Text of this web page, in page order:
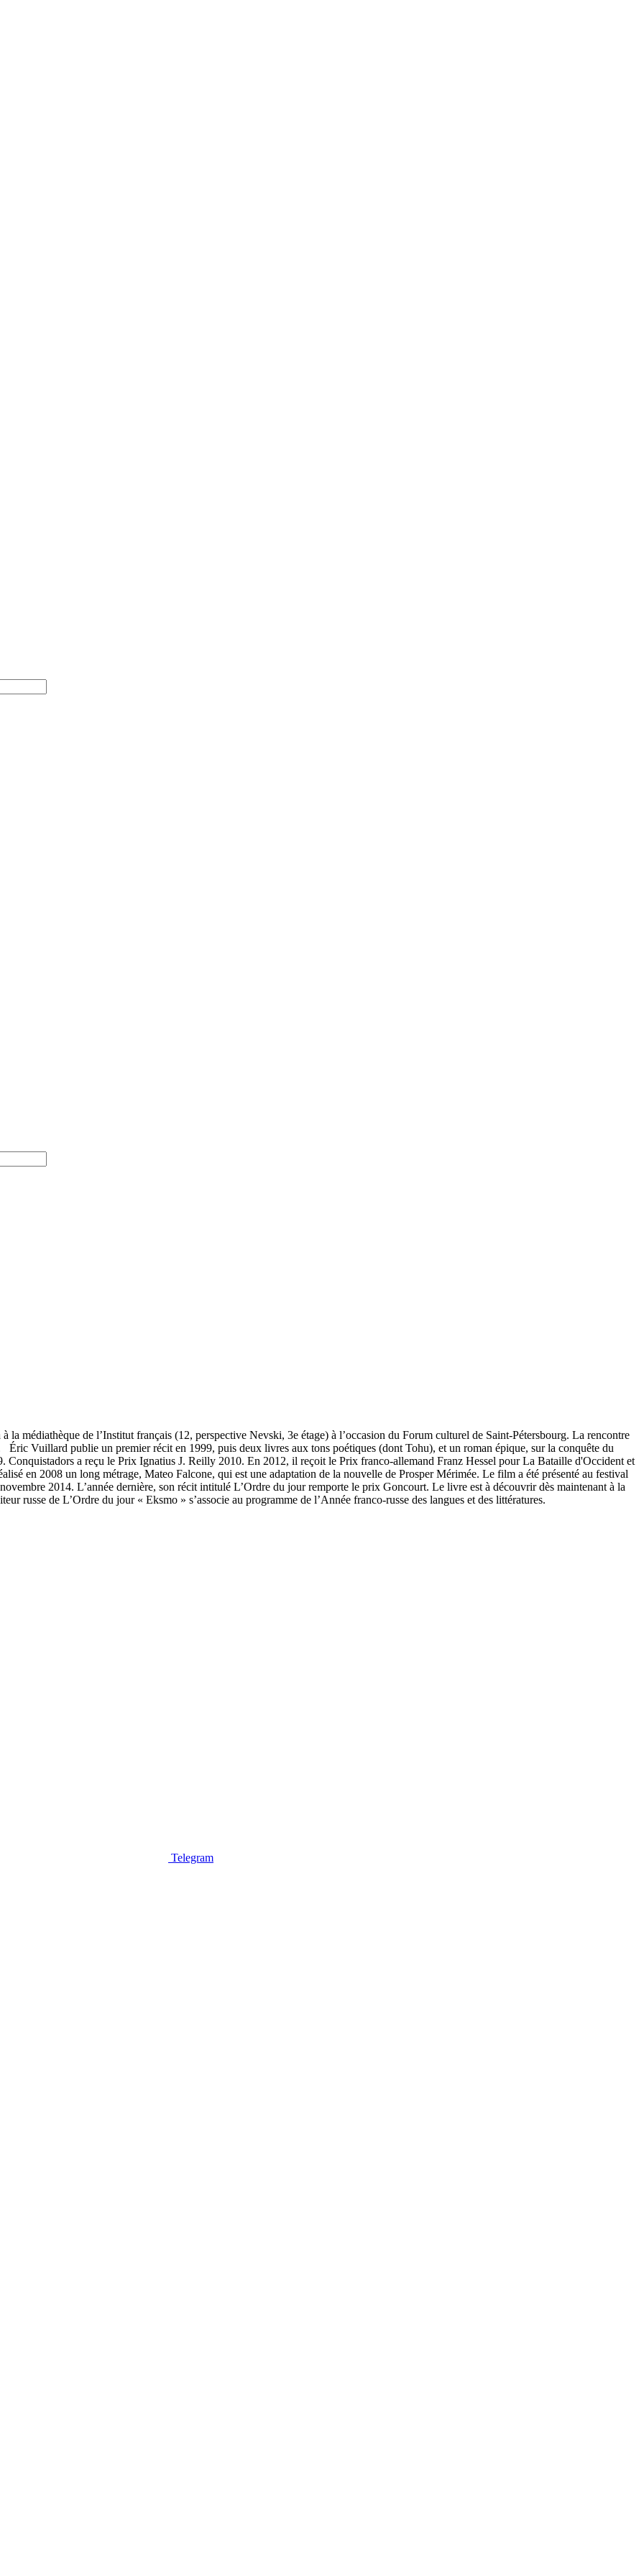
la médiathèque de l’Institut français (12, perspective Nevski, 3e étage) à l’occasion du Forum culturel de Saint-Pétersbourg. La rencontre
Éric Vuillard publie un premier récit en 1999, puis deux livres aux tons poétiques (dont Tohu), et un roman épique, sur la conquête du
Conquistadors a reçu le Prix Ignatius J. Reilly 2010. En 2012, il reçoit le Prix franco-allemand Franz Hessel pour La Bataille d'Occident et
en 2008 un long métrage, Mateo Falcone, qui est une adaptation de la nouvelle de Prosper Mérimée. Le film a été présenté au festival
2014. L’année dernière, son récit intitulé L’Ordre du jour remporte le prix Goncourt. Le livre est à découvrir dès maintenant à la
russe de L’Ordre du jour « Eksmo » s’associe au programme de l’Année franco-russe des langues et des littératures.
Telegram